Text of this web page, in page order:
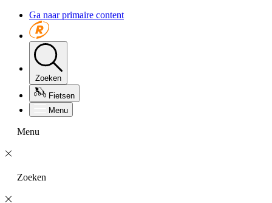
Ga naar primaire content
Zoeken
Fietsen
Menu
Menu
Zoeken